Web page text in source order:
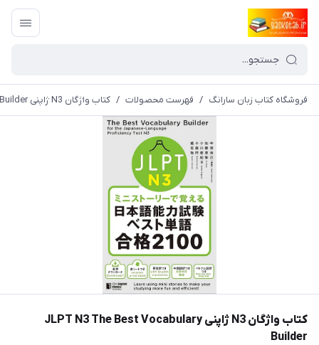
فروشگاه کتاب زبان سارانگ / فهرست محصولات / کتاب واژگان N3 ژاپنی JLPT N3 The Best Vocabulary Builder
کتاب واژگان N3 ژاپنی JLPT N3 The Best Vocabulary
Builder